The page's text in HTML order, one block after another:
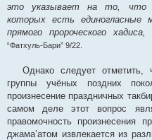
это указывает на то, что
которых есть
прямого пророческого
“Фатхуль-Бари” 9/22.
Однако следует отметить,
группы учёных поздних
произнесение праздничных
самом деле этот вопрос
правомочность произнесения
джама’атом извлекается из